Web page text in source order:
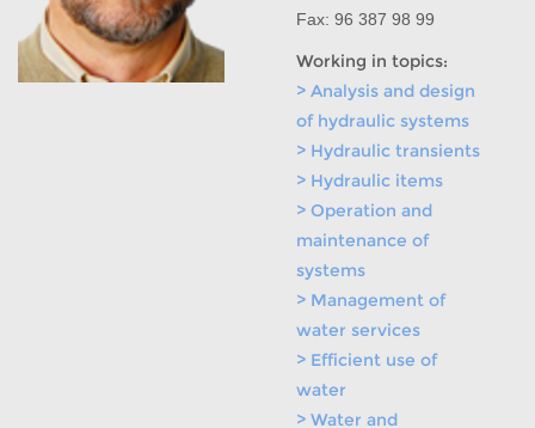
Fax: 96 387 98 99
Working in topics:
> Analysis and design
of hydraulic systems
> Hydraulic transients
> Hydraulic items
> Operation and
maintenance of
systems
> Management of
water services
> Efficient use of
water
> Water and